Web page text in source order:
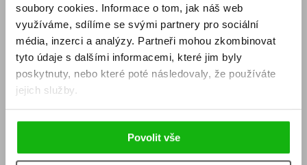
soubory cookies. Informace o tom, jak náš web
využíváme, sdílíme se svými partnery pro sociální
média, inzerci a analýzy. Partneři mohou zkombinovat
tyto údaje s dalšími informacemi, které jim byly
poskytnuty, nebo které poté následovaly, že používáte
jejich služby.
Povolit vše
E-SHOP
Aktuality
Naši autoři
Obchodní podmínky
Jak nakoupit
Knižní novinky
Dárkové poukazy
Affiliate program
KONTAKTY